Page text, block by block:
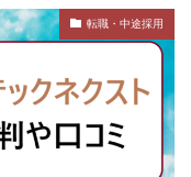
転職・中途採用